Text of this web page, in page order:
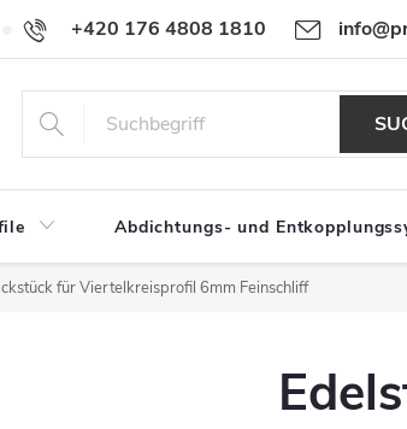
+420 176 4808 1810
Für Händler
Abdichtungs- und
für Viertelkreisprofil 6mm Feinschliff